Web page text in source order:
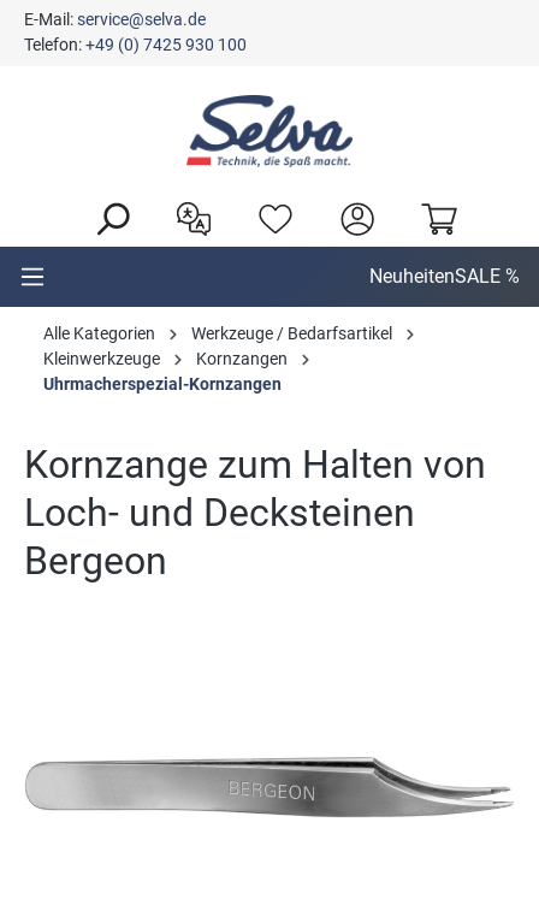
springen
E-Mail:service@selva.de
Telefon:+49 (0) 7425 930 100
NeuheitenSALE %
Alle Kategorien
Werkzeuge / Bedarfsartikel
Kleinwerkzeuge
Kornzangen
Uhrmacherspezial-Kornzangen
Kornzange zum Halten von
Loch- und Decksteinen
Bergeon